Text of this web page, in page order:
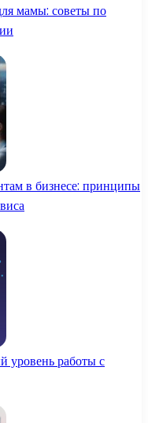
мамы: советы по
в бизнесе: принципы
работы с